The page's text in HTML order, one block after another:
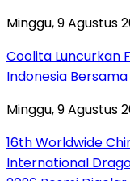
Minggu, 9 Agustus
Coolita Luncurkan
Indonesia
Minggu, 9 Agustus
16th Worldwide
International